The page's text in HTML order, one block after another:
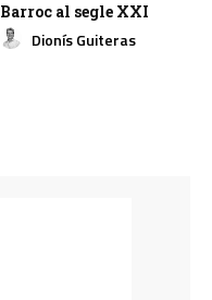
Barroc al segle XXI
Dionís Guiteras